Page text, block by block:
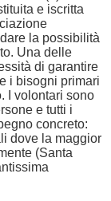
e iscritta
la possibilità
Una delle
di garantire
i bisogni primari
I volontari sono
e tutti i
concreto:
dove la maggior
(Santa